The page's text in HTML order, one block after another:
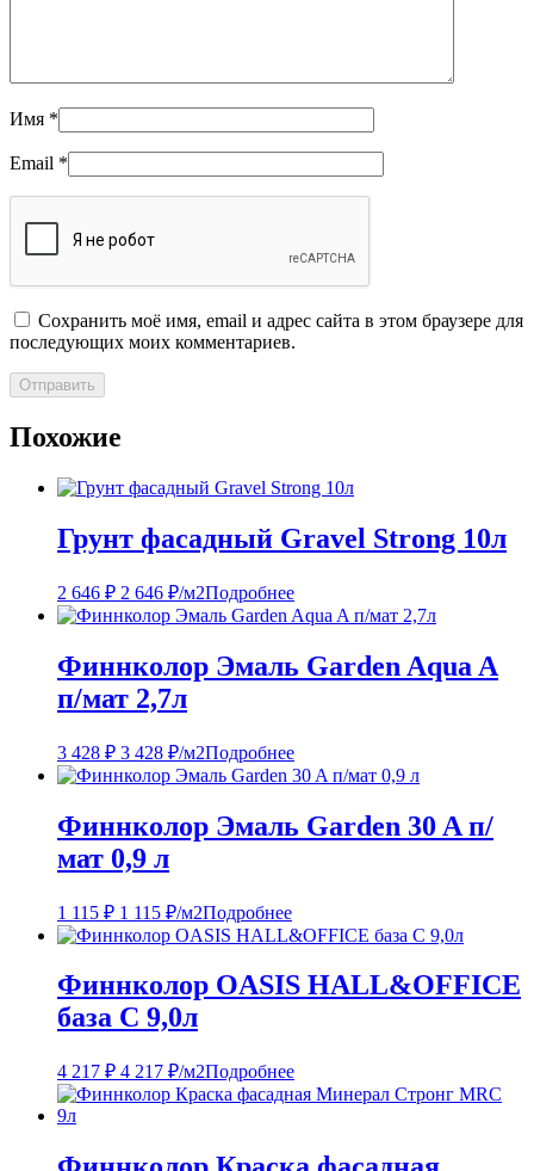
Имя *
Email *
Сохранить моё имя, email и адрес сайта в этом браузере для
последующих моих комментариев.
Похожие
Грунт фасадный Gravel Strong 10л
2 646 ₽ 2 646 ₽/м2Подробнее
Финнколор Эмаль Garden Aqua A
п/мат 2,7л
3 428 ₽ 3 428 ₽/м2Подробнее
Финнколор Эмаль Garden 30 A п/
мат 0,9 л
1 115 ₽ 1 115 ₽/м2Подробнее
Финнколор OASIS HALL&OFFICE
база С 9,0л
4 217 ₽ 4 217 ₽/м2Подробнее